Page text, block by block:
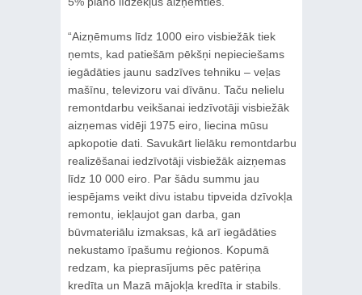
“Aizņēmums līdz 1000 eiro visbiežāk tiek
ņemts, kad patiešām pēkšņi nepieciešams
iegādāties jaunu sadzīves tehniku – veļas
mašīnu, televizoru vai dīvānu. Taču nelielu
remontdarbu veikšanai iedzīvotāji visbiežāk
aizņemas vidēji 1975 eiro, liecina mūsu
apkopotie dati. Savukārt lielāku remontdarbu
realizēšanai iedzīvotāji visbiežāk aizņemas
līdz 10 000 eiro. Par šādu summu jau
iespējams veikt divu istabu tipveida dzīvokļa
remontu, iekļaujot gan darba, gan
būvmateriālu izmaksas, kā arī iegādāties
nekustamo īpašumu reģionos. Kopumā
redzam, ka pieprasījums pēc patēriņa
kredīta un Mazā mājokļa kredīta ir stabils.